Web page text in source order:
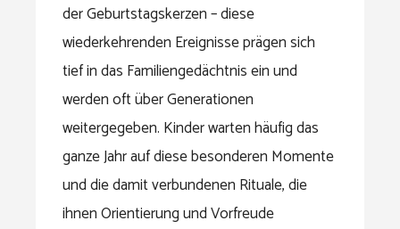
der Geburtstagskerzen – diese
wiederkehrenden Ereignisse prägen sich
tief in das Familiengedächtnis ein und
werden oft über Generationen
weitergegeben. Kinder warten häufig das
ganze Jahr auf diese besonderen Momente
und die damit verbundenen Rituale, die
ihnen Orientierung und Vorfreude